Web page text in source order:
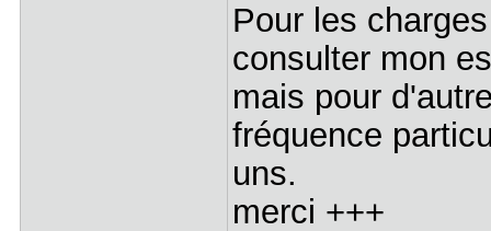
Pour les
consulter mon
mais pour
fréquence
uns.
merci +++